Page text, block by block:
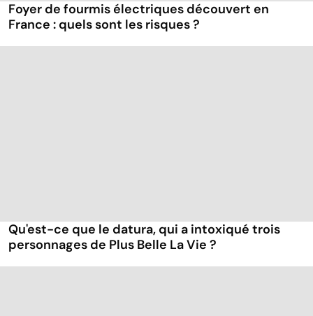
Foyer de fourmis électriques découvert en
France : quels sont les risques ?
Qu'est-ce que le datura, qui a intoxiqué trois
personnages de Plus Belle La Vie ?